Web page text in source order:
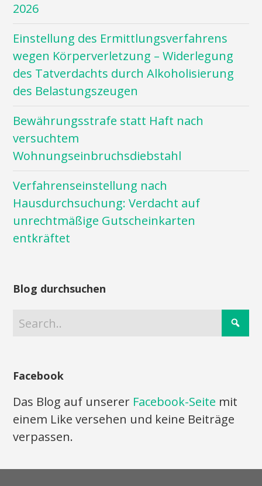
2026
Einstellung des Ermittlungsverfahrens
wegen Körperverletzung – Widerlegung
des Tatverdachts durch Alkoholisierung
des Belastungszeugen
Bewährungsstrafe statt Haft nach
versuchtem
Wohnungseinbruchsdiebstahl
Verfahrenseinstellung nach
Hausdurchsuchung: Verdacht auf
unrechtmäßige Gutscheinkarten
entkräftet
Blog durchsuchen
Facebook
Das Blog auf unserer Facebook-Seite mit
einem Like versehen und keine Beiträge
verpassen.